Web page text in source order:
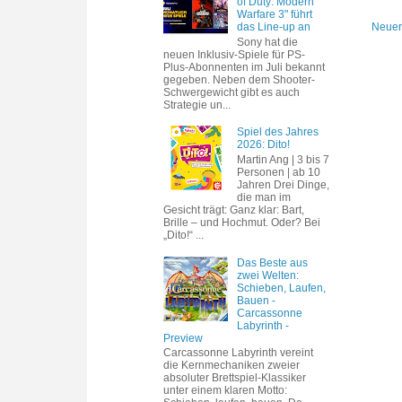
Warfare 3" führt
das Line-up an
Sony hat die
neuen Inklusiv-Spiele für PS-
Plus-Abonnenten im Juli bekannt
gegeben. Neben dem Shooter-
Schwergewicht gibt es auch
Strategie un...
Spiel des Jahres
2026: Dito!
Martin Ang | 3 bis 7
Personen | ab 10
Jahren Drei Dinge,
die man im
Gesicht trägt: Ganz klar: Bart,
Brille – und Hochmut. Oder? Bei
„Dito!“ ...
Das Beste aus
zwei Welten:
Schieben, Laufen,
Bauen -
Carcassonne
Labyrinth -
Preview
Carcassonne Labyrinth vereint
die Kernmechaniken zweier
absoluter Brettspiel-Klassiker
unter einem klaren Motto: